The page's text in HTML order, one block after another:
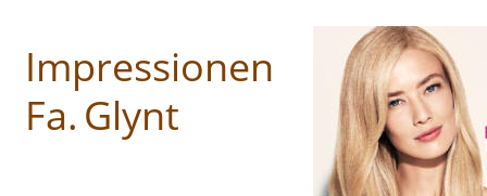
Impressionen
Fa. Glynt